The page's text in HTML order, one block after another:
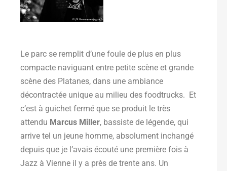
Le parc se remplit d’une foule de plus en plus
compacte naviguant entre petite scène et grande
scène des Platanes, dans une ambiance
décontractée unique au milieu des foodtrucks. Et
c’est à guichet fermé que se produit le très
attendu Marcus Miller, bassiste de légende, qui
arrive tel un jeune homme, absolument inchangé
depuis que je l’avais écouté une première fois à
Jazz à Vienne il y a près de trente ans. Un